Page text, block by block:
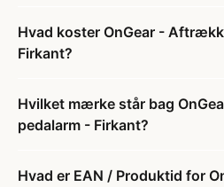
Hvad koster OnGear -
Firkant?
Hvilket mærke står bag
pedalarm - Firkant?
Hvad er EAN / Produktid for